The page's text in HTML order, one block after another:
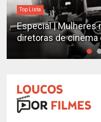
Destaques
Estudo determina
emocionantes de